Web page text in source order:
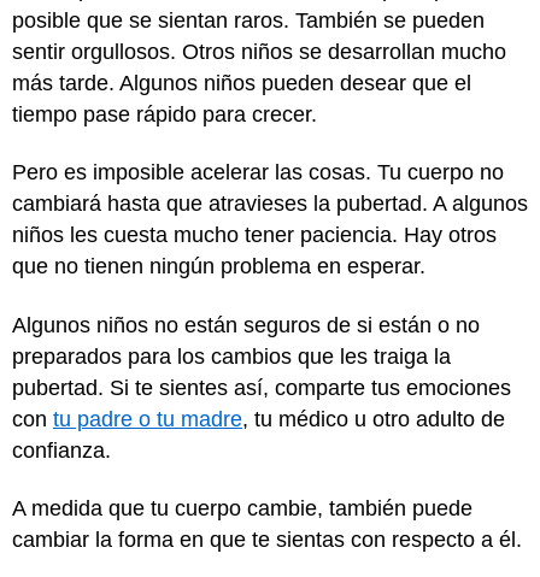
posible que se sientan raros. También se pueden
sentir orgullosos. Otros niños se desarrollan mucho
más tarde. Algunos niños pueden desear que el
tiempo pase rápido para crecer.
Pero es imposible acelerar las cosas. Tu cuerpo no
cambiará hasta que atravieses la pubertad. A algunos
niños les cuesta mucho tener paciencia. Hay otros
que no tienen ningún problema en esperar.
Algunos niños no están seguros de si están o no
preparados para los cambios que les traiga la
pubertad. Si te sientes así, comparte tus emociones
con tu padre o tu madre, tu médico u otro adulto de
confianza.
A medida que tu cuerpo cambie, también puede
cambiar la forma en que te sientas con respecto a él.